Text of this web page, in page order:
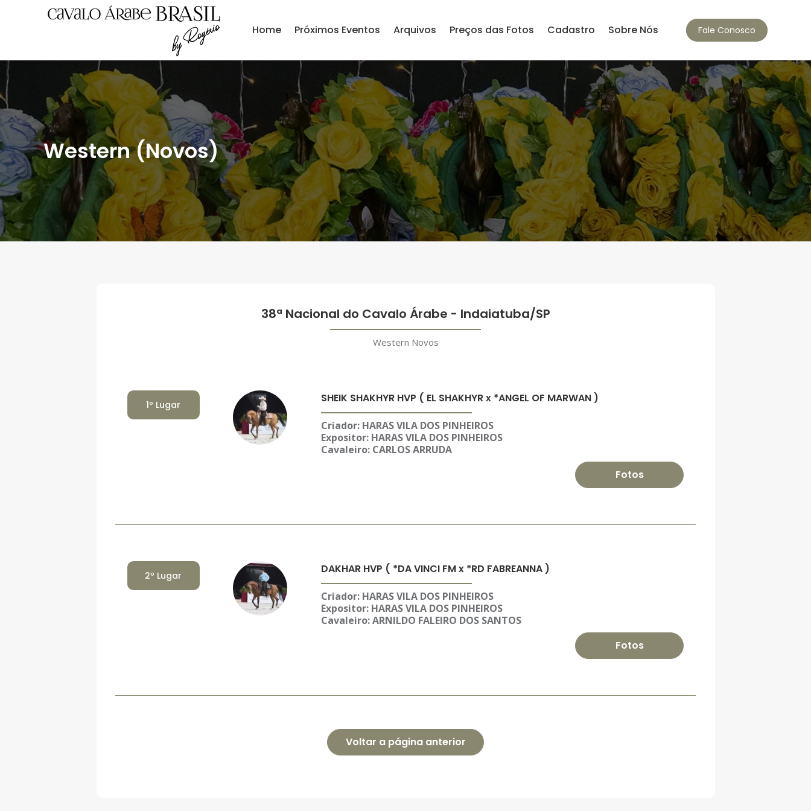
Home Próximos Eventos Arquivos Preços das Fotos Cadastro Sobre Nós Fale Conosco
Western (Novos)
38ª Nacional do Cavalo Árabe - Indaiatuba/SP
Western Novos
1º Lugar SHEIK SHAKHYR HVP ( EL SHAKHYR x *ANGEL OF MARWAN )
Criador: HARAS VILA DOS PINHEIROS
Expositor: HARAS VILA DOS PINHEIROS
Cavaleiro: CARLOS ARRUDA
Fotos
2º Lugar DAKHAR HVP ( *DA VINCI FM x *RD FABREANNA )
Criador: HARAS VILA DOS PINHEIROS
Expositor: HARAS VILA DOS PINHEIROS
Cavaleiro: ARNILDO FALEIRO DOS SANTOS
Fotos
Voltar a página anterior